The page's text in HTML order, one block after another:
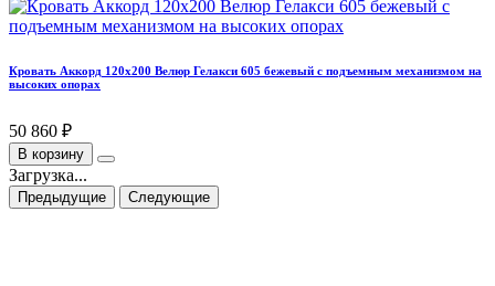
Кровать Аккорд 120х200 Велюр Гелакси 605 бежевый с подъемным механизмом на
высоких опорах
50 860 ₽
В корзину
Загрузка...
Предыдущие Следующие